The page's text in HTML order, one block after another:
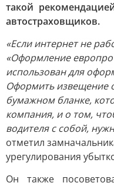
такой
автостраховщиков.
«Если интернет не
«Оформление
использован для
Оформить извещение
бумажном бланке,
компания, и о том,
водителя с собой,
отметил
урегулирования
Он также